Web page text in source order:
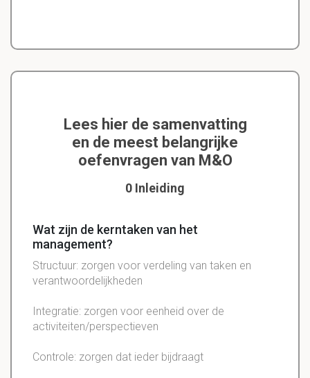
Lees hier de samenvatting
en de meest belangrijke
oefenvragen van M&O
0 Inleiding
Wat zijn de kerntaken van het
management?
Structuur: zorgen voor verdeling van taken en
verantwoordelijkheden
Integratie: zorgen voor eenheid over de
activiteiten/perspectieven
Controle: zorgen dat ieder bijdraagt